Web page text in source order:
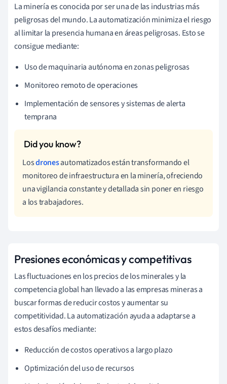
La minería es conocida por ser una de las industrias más
peligrosas del mundo. La automatización minimiza el riesgo
al limitar la presencia humana en áreas peligrosas. Esto se
consigue mediante:
Uso de maquinaria autónoma en zonas peligrosas
Monitoreo remoto de operaciones
Implementación de sensores y sistemas de alerta
temprana
Losdronesautomatizados están transformando el
monitoreo de infraestructura en la minería, ofreciendo
una vigilancia constante y detallada sin poner en riesgo
a los trabajadores.
Presiones económicas y competitivas
Las fluctuaciones en los precios de los minerales y la
competencia global han llevado a las empresas mineras a
buscar formas de reducir costos y aumentar su
competitividad. La automatización ayuda a adaptarse a
estos desafíos mediante:
Reducción de costos operativos a largo plazo
Optimización del uso de recursos